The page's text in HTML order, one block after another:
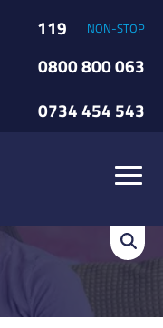
119
NON-STOP
0800 800 063
0734 454 543